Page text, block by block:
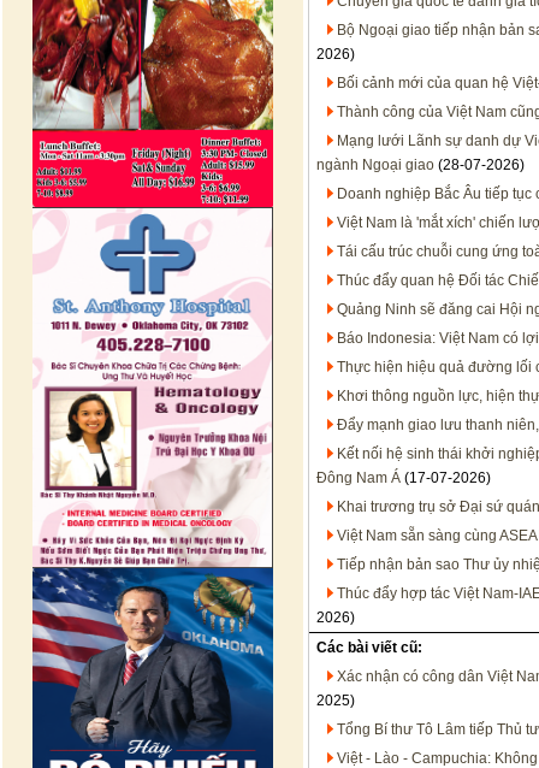
Bộ Ngoại giao tiếp nhận bản
2026)
Bối cảnh mới của quan hệ
Thành công của Việt Nam
Mạng lưới Lãnh sự danh dự
ngành Ngoại giao (28-07-2026)
Doanh nghiệp Bắc Âu tiếp
Việt Nam là 'mắt xích' chiến
Tái cấu trúc chuỗi cung ứng
Thúc đẩy quan hệ Đối tác
Quảng Ninh sẽ đăng cai Hội
Báo Indonesia: Việt Nam có
Thực hiện hiệu quả đường lối
Khơi thông nguồn lực, hiện
Đẩy mạnh giao lưu thanh
Kết nối hệ sinh thái khởi
Đông Nam Á (17-07-2026)
Khai trương trụ sở Đại sứ
Việt Nam sẵn sàng cùng
Tiếp nhận bản sao Thư ủy
Thúc đẩy hợp tác Việt Nam-
2026)
Các bài viết cũ:
Xác nhận có công dân Việt
2025)
Tổng Bí thư Tô Lâm tiếp Thủ
Việt - Lào - Campuchia: